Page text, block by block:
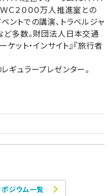
Ｃ２０００万人推進室との
ントでの講演、トラベルジャ
多数。財団法人日本交通
ット・インサイト』『旅行者
ギュラープレゼンター。
ジウム一覧